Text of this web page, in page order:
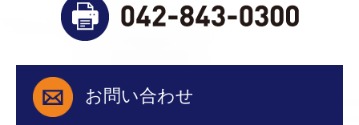
お問い合わせ